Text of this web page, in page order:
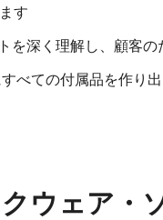
す
深く理解し、顧客の
べての付属品を作り
ウェア・